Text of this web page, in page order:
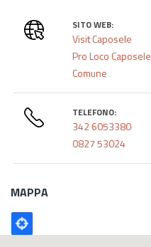
SITO WEB:
Visit Caposele
Pro Loco Caposele
Comune
TELEFONO:
342 6053380
0827 53024
MAPPA
Poligono
GEO